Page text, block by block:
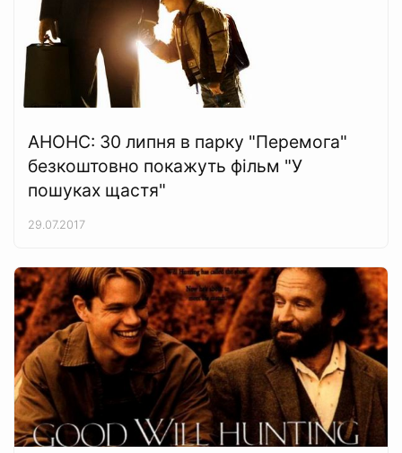
АНОНС: 30 липня в парку "Перемога"
безкоштовно покажуть фільм "У
пошуках щастя"
29.07.2017